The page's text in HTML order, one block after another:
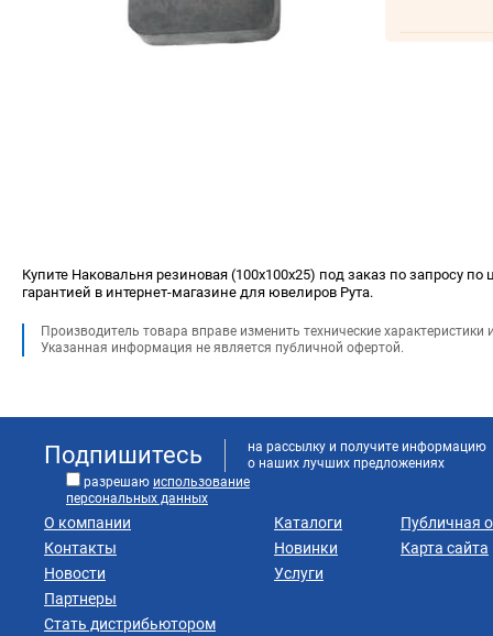
Купите Наковальня резиновая (100х100х25) под заказ по запросу по
гарантией в интернет-магазине для ювелиров Рута.
Производитель товара вправе изменить технические
Указанная информация не является публичной офертой.
Подпишитесь
на рассылку и получите информацию
о наших лучших предложениях
разрешаю использование
персональных данных
О компании
Контакты
Новости
Партнеры
Стать дистрибьютором
Каталоги
Новинки
Услуги
Публичная
Карта сайта